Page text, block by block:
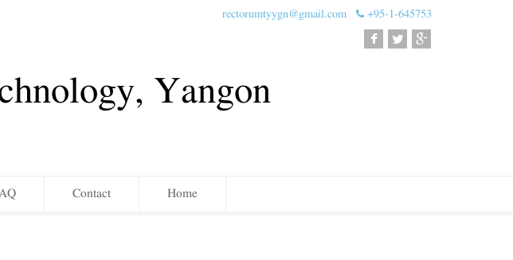
rectorumtyygn@gmail.com +95-1-645753
Yangon
Contact Home